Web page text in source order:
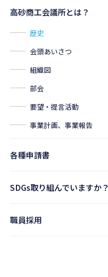
高砂商工会議所とは？
歴史
会頭あいさつ
組織図
部会
要望・提言活動
事業計画、事業報告
各種申請書
SDGs取り組んでいますか？
職員採用